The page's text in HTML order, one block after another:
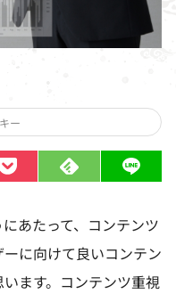
ー
あたって、コンテンツ
に向けて良いコンテン
ます。コンテンツ重視